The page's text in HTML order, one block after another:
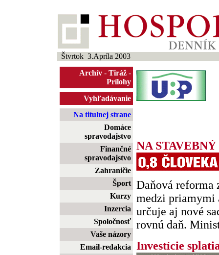
Štvrtok 3.Apríla 2003
Archív - Tiráž -
Prílohy
Vyhľadávanie
Na titulnej strane
Domáce
spravodajstvo
Finančné
spravodajstvo
Zahraničie
Šport
Kurzy
Inzercia
Spoločnosť
Vaše názory
Email-redakcia
NA
Daňová reforma
medzi priamymi
určuje aj nové
rovnú daň.
Investície